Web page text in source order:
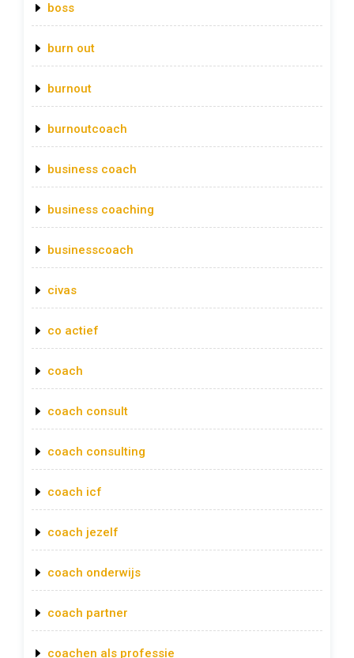
boss
burn out
burnout
burnoutcoach
business coach
business coaching
businesscoach
civas
co actief
coach
coach consult
coach consulting
coach icf
coach jezelf
coach onderwijs
coach partner
coachen als professie